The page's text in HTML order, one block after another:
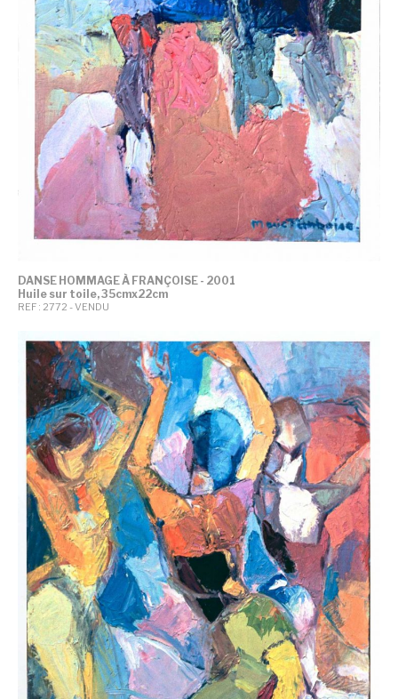
DANSE HOMMAGE À FRANÇOISE - 2001
Huile sur toile, 35cmx22cm
REF : 2772 - VENDU